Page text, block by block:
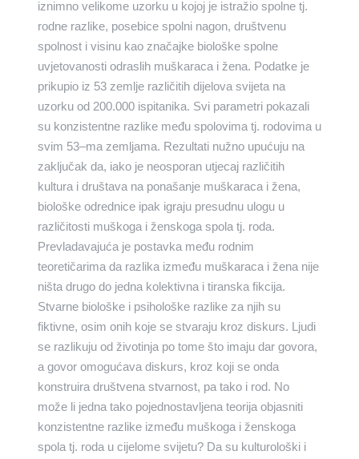
iznimno velikome uzorku u kojoj je istražio spolne tj.
rodne razlike, posebice spolni nagon, društvenu
spolnost i visinu kao značajke biološke spolne
uvjetovanosti odraslih muškaraca i žena. Podatke je
prikupio iz 53 zemlje različitih dijelova svijeta na
uzorku od 200.000 ispitanika. Svi parametri pokazali
su konzistentne razlike među spolovima tj. rodovima u
svim 53–ma zemljama. Rezultati nužno upućuju na
zaključak da, iako je neosporan utjecaj različitih
kultura i društava na ponašanje muškaraca i žena,
biološke odrednice ipak igraju presudnu ulogu u
različitosti muškoga i ženskoga spola tj. roda.
Prevladavajuća je postavka među rodnim
teoretičarima da razlika između muškaraca i žena nije
ništa drugo do jedna kolektivna i tiranska fikcija.
Stvarne biološke i psihološke razlike za njih su
fiktivne, osim onih koje se stvaraju kroz diskurs. Ljudi
se razlikuju od životinja po tome što imaju dar govora,
a govor omogućava diskurs, kroz koji se onda
konstruira društvena stvarnost, pa tako i rod. No
može li jedna tako pojednostavljena teorija objasniti
konzistentne razlike između muškoga i ženskoga
spola tj. roda u cijelome svijetu? Da su kulturološki i